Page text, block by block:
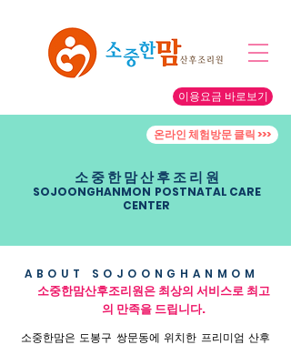
이용요금 바로보기
온라인 체험방문 클릭 >>>
소 중 한 맘 산 후 조 리 원
​SOJOONGHANMON POSTNATAL CARE
CENTER
ABOUT SOJOONGHANMOM
소중한맘산후조리원은 최상의 서비스로 최고
의 만족을 드립니다.
소중한맘은 도봉구 쌍문동에 위치한 프리미엄 산후